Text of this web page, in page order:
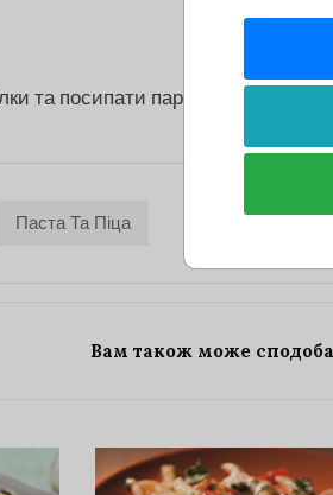
та посипати пармезаном.
Паста Та Піца
Вам також може